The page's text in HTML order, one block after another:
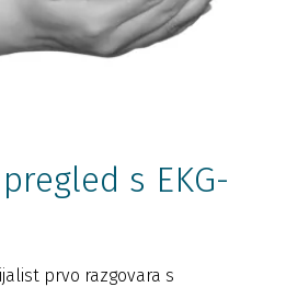
s EKG-
prvo razgovara s